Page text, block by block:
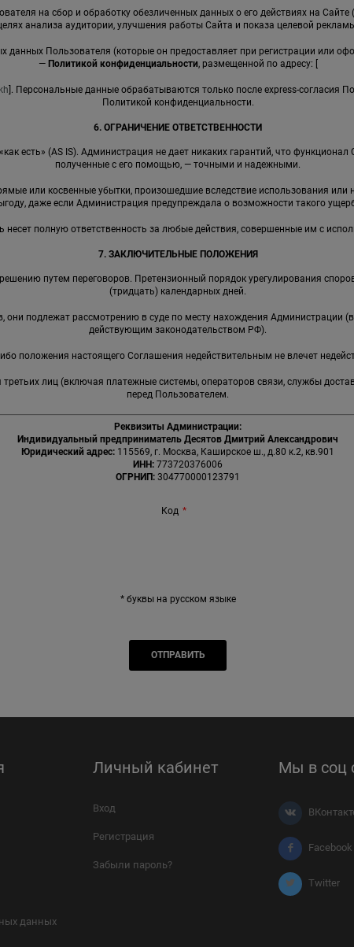
на сбор и обработку обезличенных данных о его действиях на
анализа аудитории, улучшения работы Сайта и показа целевой
данных Пользователя (которые он предоставляет при регистрации или
— Политикой конфиденциальности, размещенной по адресу: [
]. Персональные данные обрабатываются только после express-согласия
Политикой конфиденциальности.
6. ОГРАНИЧЕНИЕ ОТВЕТСТВЕННОСТИ
есть» (AS IS). Администрация не дает никаких гарантий, что
полученные с его помощью, — точными и надежными.
или косвенные убытки, произошедшие вследствие использования
даже если Администрация предупреждала о возможности такого
несет полную ответственность за любые действия, совершенные им с
7. ЗАКЛЮЧИТЕЛЬНЫЕ ПОЛОЖЕНИЯ
путем переговоров. Претензионный порядок урегулирования
(тридцать) календарных дней.
они подлежат рассмотрению в суде по месту нахождения Администрации
действующим законодательством РФ).
положения настоящего Соглашения недействительным не влечет
третьих лиц (включая платежные системы, операторов связи, службы
перед Пользователем.
Реквизиты Администрации:
Индивидуальный предприниматель Десятов Дмитрий Александрович
Юридический адрес: 115569, г. Москва, Каширское ш., д.80 к.2, кв.901
ИНН: 773720376006
ОГРНИП: 304770000123791
Код
* буквы на русском языке
данных
Личный кабинет
Вход
Регистрация
Забыли пароль?
Мы в соц
Facebook
Twitter